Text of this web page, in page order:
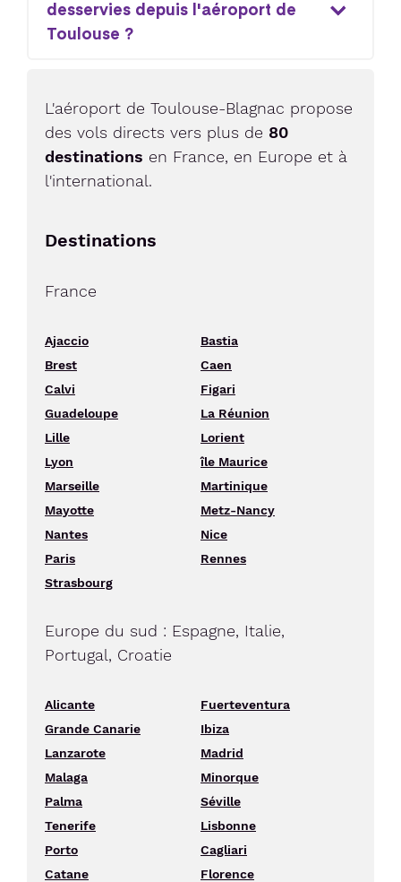
desservies depuis l'aéroport de
Toulouse ?
L'aéroport de Toulouse-Blagnac propose
des vols directs vers plus de 80
destinations en France, en Europe et à
l'international.
Destinations
France
Ajaccio
Bastia
Brest
Caen
Calvi
Figari
Guadeloupe
La Réunion
Lille
Lorient
Lyon
île Maurice
Marseille
Martinique
Mayotte
Metz-Nancy
Nantes
Nice
Paris
Rennes
Strasbourg
Europe du sud : Espagne, Italie,
Portugal, Croatie
Alicante
Fuerteventura
Grande Canarie
Ibiza
Lanzarote
Madrid
Malaga
Minorque
Palma
Séville
Tenerife
Lisbonne
Porto
Cagliari
Catane
Florence